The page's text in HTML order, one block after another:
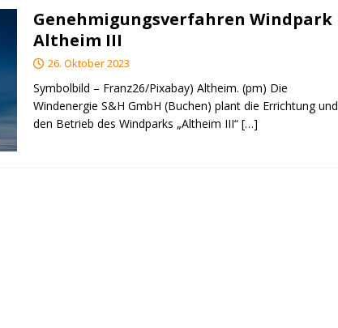
Genehmigungsverfahren Windpark
Altheim III
26. Oktober 2023
Symbolbild – Franz26/Pixabay) Altheim. (pm) Die
Windenergie S&H GmbH (Buchen) plant die Errichtung und
den Betrieb des Windparks „Altheim III“ […]